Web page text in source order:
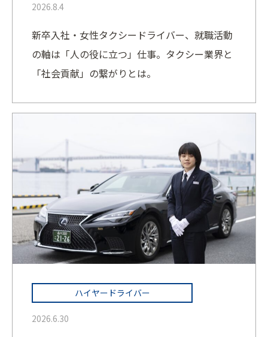
2026.8.4
新卒入社・女性タクシードライバー、就職活動
の軸は「人の役に立つ」仕事。タクシー業界と
「社会貢献」の繋がりとは。
ハイヤードライバー
2026.6.30